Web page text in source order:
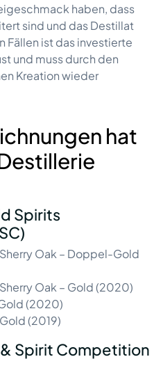
haben, dass
sind und das Destillat
Fällen ist das investierte
und muss durch den
Kreation wieder
hat
Spirits
Oak – Doppel-Gold
Oak – Gold (2020)
(2020)
(2019)
Spirit Competition